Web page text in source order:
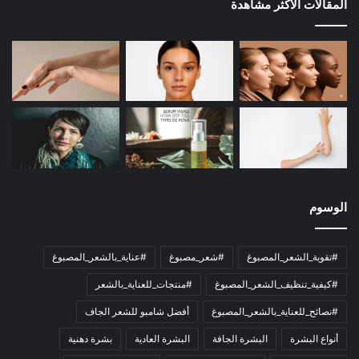
المقالات الأكثر مشاهدة
الوسوم
#تقوية_الشعر_المصبوغ #شعر_مصبوغ #عناية_بالشعر_المصبوغ
#كيفية_تنظيف_الشعر_المصبوغ #منتجات_للعناية_بالشعر
#نصائح_للعناية_بالشعر_المصبوغ أفضل شامبو للشعر الجاف
أنواع البشرة البشرة الجافة البشرة العادية بشرة دهنية